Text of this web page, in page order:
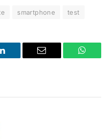
smartphone test
LinkedIn Email